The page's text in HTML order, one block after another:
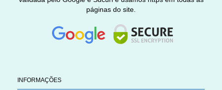
INFORMAÇÕES
páginas do site.